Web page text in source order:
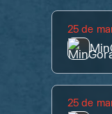
25 de
25 de